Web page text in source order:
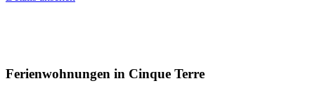
Ferienwohnungen in Cinque Terre